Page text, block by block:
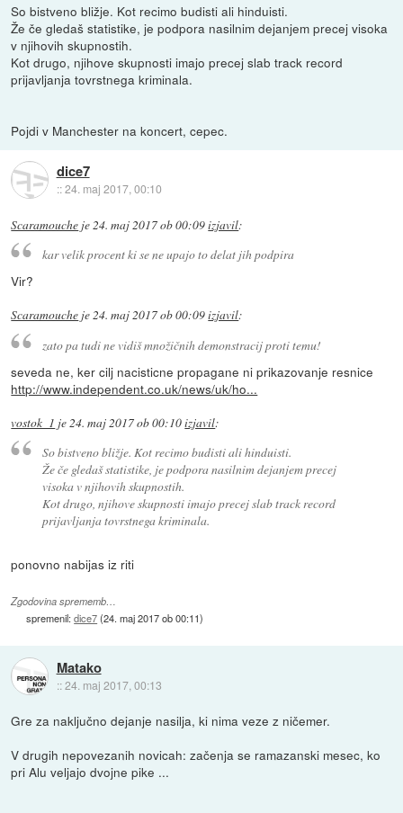
So bistveno bližje. Kot recimo budisti ali hinduisti.
Že če gledaš statistike, je podpora nasilnim dejanjem precej visoka
v njihovih skupnostih.
Kot drugo, njihove skupnosti imajo precej slab track record
prijavljanja tovrstnega kriminala.
Pojdi v Manchester na koncert, cepec.
dice7
::24. maj 2017, 00:10
Scaramouche je24. maj 2017 ob 00:09izjavil:
kar velik procent ki se ne upajo to delat jih podpira
Vir?
Scaramouche je24. maj 2017 ob 00:09izjavil:
zato pa tudi ne vidiš množičnih demonstracij proti temu!
seveda ne, ker cilj nacisticne propagane ni prikazovanje resnice
http://www.independent.co.uk/news/uk/ho...
vostok_1 je24. maj 2017 ob 00:10izjavil:
So bistveno bližje. Kot recimo budisti ali hinduisti.
Že če gledaš statistike, je podpora nasilnim dejanjem precej
visoka v njihovih skupnostih.
Kot drugo, njihove skupnosti imajo precej slab track record
prijavljanja tovrstnega kriminala.
ponovno nabijas iz riti
Zgodovina sprememb…
spremenil:dice7(24. maj 2017 ob 00:11)
Matako
::24. maj 2017, 00:13
Gre za naključno dejanje nasilja, ki nima veze z ničemer.
V drugih nepovezanih novicah: začenja se ramazanski mesec, ko
pri Alu veljajo dvojne pike ...